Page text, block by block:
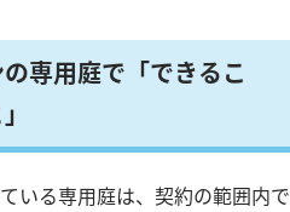
専用庭で「できるこ
いる専用庭は、契約の範囲内で